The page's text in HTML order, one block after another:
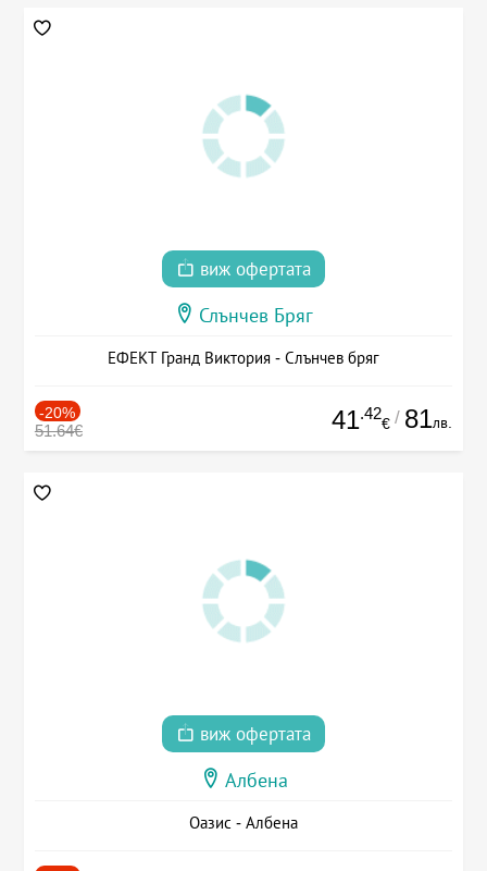
виж офертата
Слънчев Бряг
ЕФЕКТ Гранд Виктория - Слънчев бряг
-20%
51.64€ 41.42
€ / 81лв.
виж офертата
Албена
Оазис - Албена